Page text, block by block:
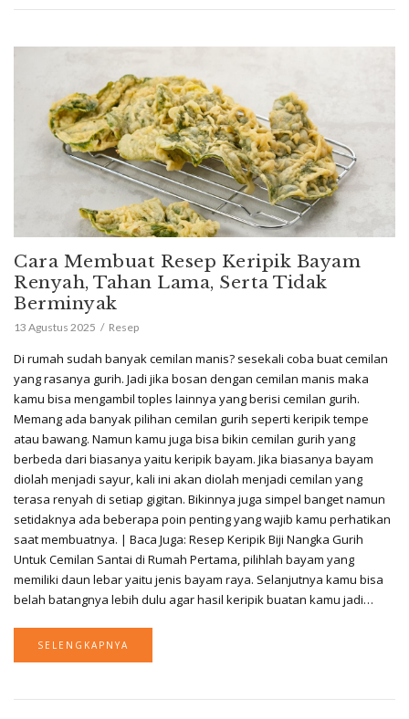
Cara Membuat Resep Keripik Bayam
Renyah, Tahan Lama, Serta Tidak
Berminyak
13 Agustus 2025 Resep
Di rumah sudah banyak cemilan manis? sesekali coba buat cemilan
yang rasanya gurih. Jadi jika bosan dengan cemilan manis maka
kamu bisa mengambil toples lainnya yang berisi cemilan gurih.
Memang ada banyak pilihan cemilan gurih seperti keripik tempe
atau bawang. Namun kamu juga bisa bikin cemilan gurih yang
berbeda dari biasanya yaitu keripik bayam. Jika biasanya bayam
diolah menjadi sayur, kali ini akan diolah menjadi cemilan yang
terasa renyah di setiap gigitan. Bikinnya juga simpel banget namun
setidaknya ada beberapa poin penting yang wajib kamu perhatikan
saat membuatnya. | Baca Juga: Resep Keripik Biji Nangka Gurih
Untuk Cemilan Santai di Rumah Pertama, pilihlah bayam yang
memiliki daun lebar yaitu jenis bayam raya. Selanjutnya kamu bisa
belah batangnya lebih dulu agar hasil keripik buatan kamu jadi…
SELENGKAPNYA